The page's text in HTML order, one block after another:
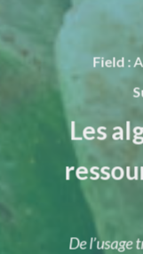
Field :
Les
De